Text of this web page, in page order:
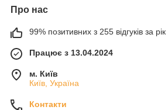
Про нас
99% позитивних з 255 відгуків за рік
Працює з 13.04.2024
м. Київ
Київ, Україна
Контакти